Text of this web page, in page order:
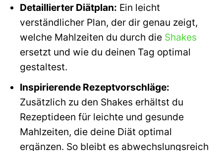
Detaillierter Diätplan: Ein leicht
verständlicher Plan, der dir genau zeigt,
welche Mahlzeiten du durch die Shakes
ersetzt und wie du deinen Tag optimal
gestaltest.
Inspirierende Rezeptvorschläge:
Zusätzlich zu den Shakes erhältst du
Rezeptideen für leichte und gesunde
Mahlzeiten, die deine Diät optimal
ergänzen. So bleibt es abwechslungsreich